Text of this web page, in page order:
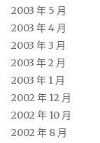
2003 年 5 月
2003 年 4 月
2003 年 3 月
2003 年 2 月
2003 年 1 月
2002 年 12 月
2002 年 10 月
2002 年 8 月